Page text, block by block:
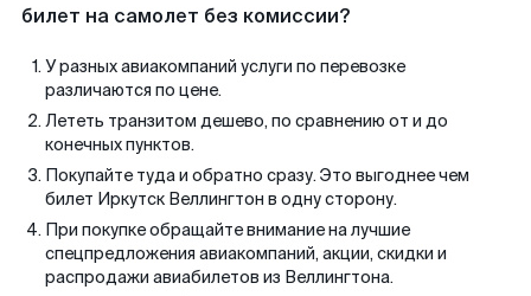
билет на самолет без комиссии?
У разных авиакомпаний услуги по перевозке
различаются по цене.
Лететь транзитом дешево, по сравнению от и до
конечных пунктов.
Покупайте туда и обратно сразу. Это выгоднее чем
билет Иркутск Веллингтон в одну сторону.
При покупке обращайте внимание на лучшие
спецпредложения авиакомпаний, акции, скидки и
распродажи авиабилетов из Веллингтона.